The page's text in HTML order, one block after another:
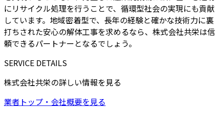
にリサイクル処理を行うことで、循環型社会の実現にも貢献
しています。地域密着型で、長年の経験と確かな技術力に裏
打ちされた安心の解体工事を求めるなら、株式会社共栄は信
頼できるパートナーとなるでしょう。
SERVICE DETAILS
株式会社共栄の詳しい情報を見る
業者トップ・会社概要を見る